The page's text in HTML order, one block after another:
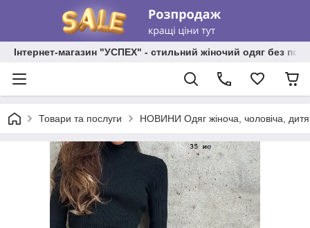
Інтернет-магазин "УСПЕХ" - стильний жіночий одяг без
Товари та послуги НОВИНИ Одяг жіноча, чоловіча,